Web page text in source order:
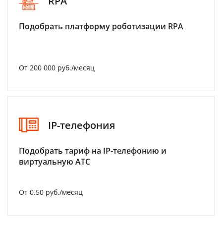
Подобрать платформу роботизации RPA
От 200 000 руб./месяц
IP-телефония
Подобрать тариф на IP-телефонию и
виртуальную АТС
От 0.50 руб./месяц